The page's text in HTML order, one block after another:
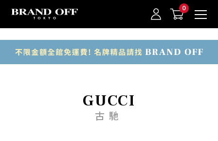
中古名牌業界No.1的BRAND OFF。BRAND OFF官網購物/h1>
GUCCI
古馳
商品類別